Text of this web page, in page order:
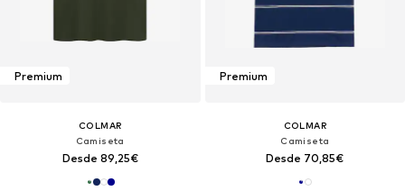
Premium
COLMAR
Camiseta
Desde 89,25€
Premium
COLMAR
Camiseta
Desde 70,85€